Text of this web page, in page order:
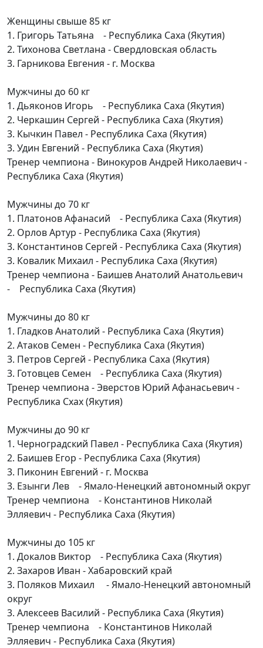
Женщины свыше 85 кг
1. Григорь Татьяна - Республика Саха (Якутия)
2. Тихонова Светлана - Свердловская область
3. Гарникова Евгения - г. Москва
Мужчины до 60 кг
1. Дьяконов Игорь - Республика Саха (Якутия)
2. Черкашин Сергей - Республика Саха (Якутия)
3. Кычкин Павел - Республика Саха (Якутия)
3. Удин Евгений - Республика Саха (Якутия)
Тренер чемпиона - Винокуров Андрей Николаевич -
Республика Саха (Якутия)
Мужчины до 70 кг
1. Платонов Афанасий - Республика Саха (Якутия)
2. Орлов Артур - Республика Саха (Якутия)
3. Константинов Сергей - Республика Саха (Якутия)
3. Ковалик Михаил - Республика Саха (Якутия)
Тренер чемпиона - Баишев Анатолий Анатольевич
- Республика Саха (Якутия)
Мужчины до 80 кг
1. Гладков Анатолий - Республика Саха (Якутия)
2. Атаков Семен - Республика Саха (Якутия)
3. Петров Сергей - Республика Саха (Якутия)
3. Готовцев Семен - Республика Саха (Якутия)
Тренер чемпиона - Эверстов Юрий Афанасьевич -
Республика Схах (Якутия)
Мужчины до 90 кг
1. Черноградский Павел - Республика Саха (Якутия)
2. Баишев Егор - Республика Саха (Якутия)
3. Пиконин Евгений - г. Москва
3. Езынги Лев - Ямало-Ненецкий автономный округ
Тренер чемпиона - Константинов Николай
Элляевич - Республика Саха (Якутия)
Мужчины до 105 кг
1. Докалов Виктор - Республика Саха (Якутия)
2. Захаров Иван - Хабаровский край
3. Поляков Михаил - Ямало-Ненецкий автономный
округ
3. Алексеев Василий - Республика Саха (Якутия)
Тренер чемпиона - Константинов Николай
Элляевич - Республика Саха (Якутия)